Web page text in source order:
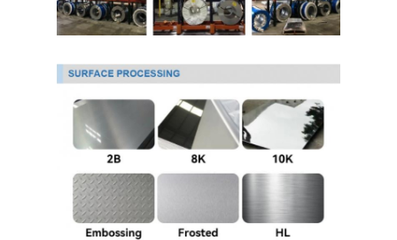
أخبار
صفائح الفولاذ المقاوم للصدأ المدرفلة على البارد
لفائف الفولاذ المقاوم للصدأ المدرفلة على البارد
ورقة الفولاذ المقاوم للصدأ المدرفلة على الساخن
لفائف الفولاذ المقاوم للصدأ المدرفلة على الساخن